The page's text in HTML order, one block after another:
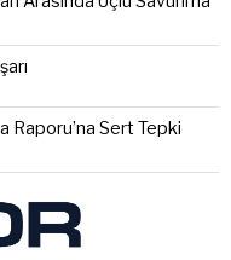
Raporu’na Sert Tepki